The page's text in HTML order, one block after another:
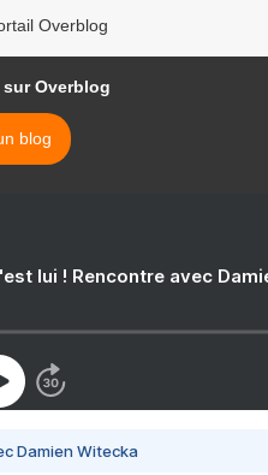
Overblog
Overblog
blog
lui ! Rencontre avec
Damien Witecka